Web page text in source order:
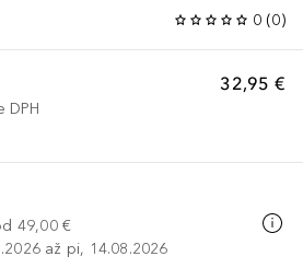
0 (0)
32,95 €
DPH
49,00 €
až pi, 14.08.2026